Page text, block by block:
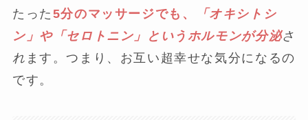
たった 5分のマッサージでも、 「 オキシトシ
ン 」や「セロトニン」というホルモンが分泌さ
れ ます。つまり、お互い超幸せな気分になるの
です。